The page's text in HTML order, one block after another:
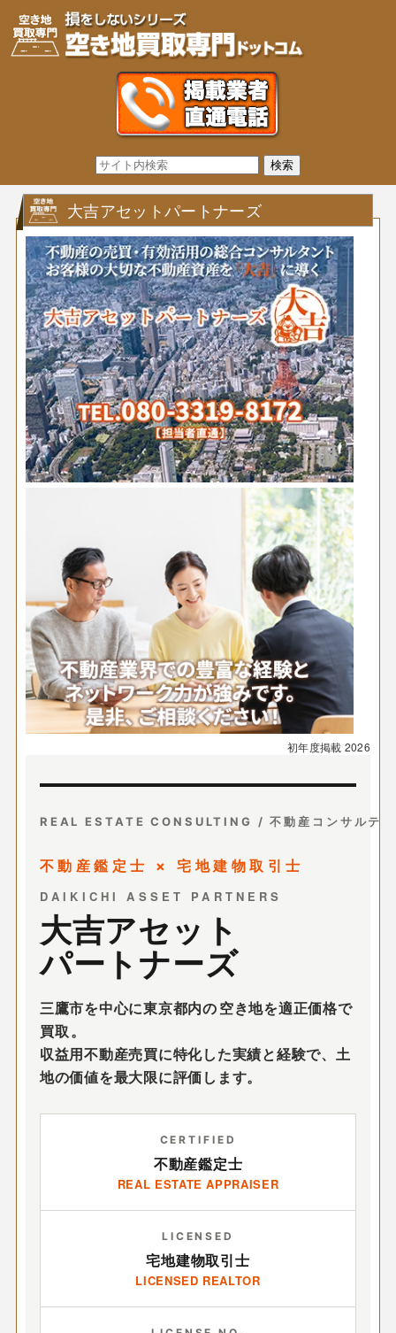
大吉アセットパートナーズ
初年度掲載 2026
REAL ESTATE CONSULTING / 不動産コンサルテ
不動産鑑定士 × 宅地建物取引士
DAIKICHI ASSET PARTNERS
大吉アセット
パートナーズ
三鷹市を中心に東京都内の 空き地を適正価格で
買取 。
収益用不動産売買に特化した実績と経験で、土
地の価値を最大限に評価します。
CERTIFIED
不動産鑑定士
REAL ESTATE APPRAISER
LICENSED
宅地建物取引士
LICENSED REALTOR